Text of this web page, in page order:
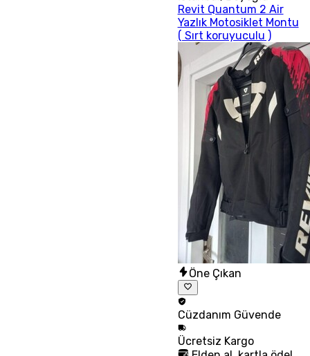
Revit Quantum 2 Air
Yazlık Motosiklet Montu
( Sırt koruyuculu )
Öne Çıkan
Cüzdanım Güvende
Ücretsiz Kargo